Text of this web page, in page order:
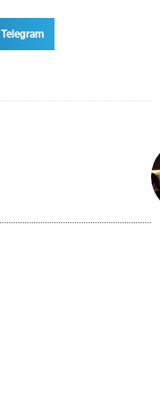
Telegram